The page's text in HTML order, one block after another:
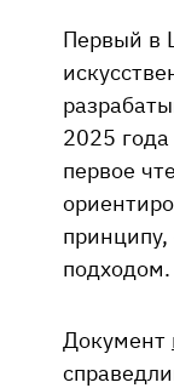
Первый в
2025
первое
подходом.
Документ